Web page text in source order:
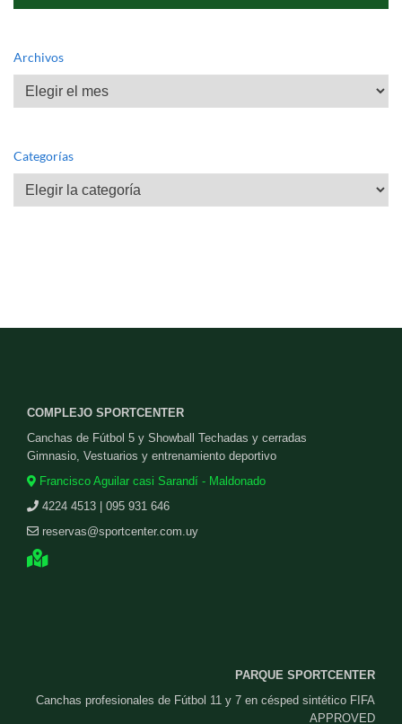
Archivos
Archivos
Categorías
Categorías
COMPLEJO SPORTCENTER
Canchas de Fútbol 5 y Showball Techadas y cerradas
Gimnasio, Vestuarios y entrenamiento deportivo
Francisco Aguilar casi Sarandí - Maldonado
4224 4513 | 095 931 646
reservas@sportcenter.com.uy
PARQUE SPORTCENTER
Canchas profesionales de Fútbol 11 y 7 en césped sintético FIFA
APPROVED